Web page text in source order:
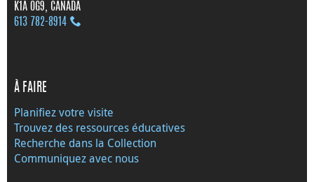
K1A 0G9, CANADA
613 782‑8914
À FAIRE
Planifiez votre visite
Trouvez des ressources éducatives
Recherche dans la Collection
Communiquez avec nous